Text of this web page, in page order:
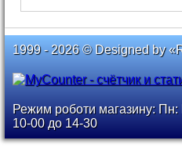
1999 - 2026 © Designed by
Режим роботи магазину:
10-00 до 14-30